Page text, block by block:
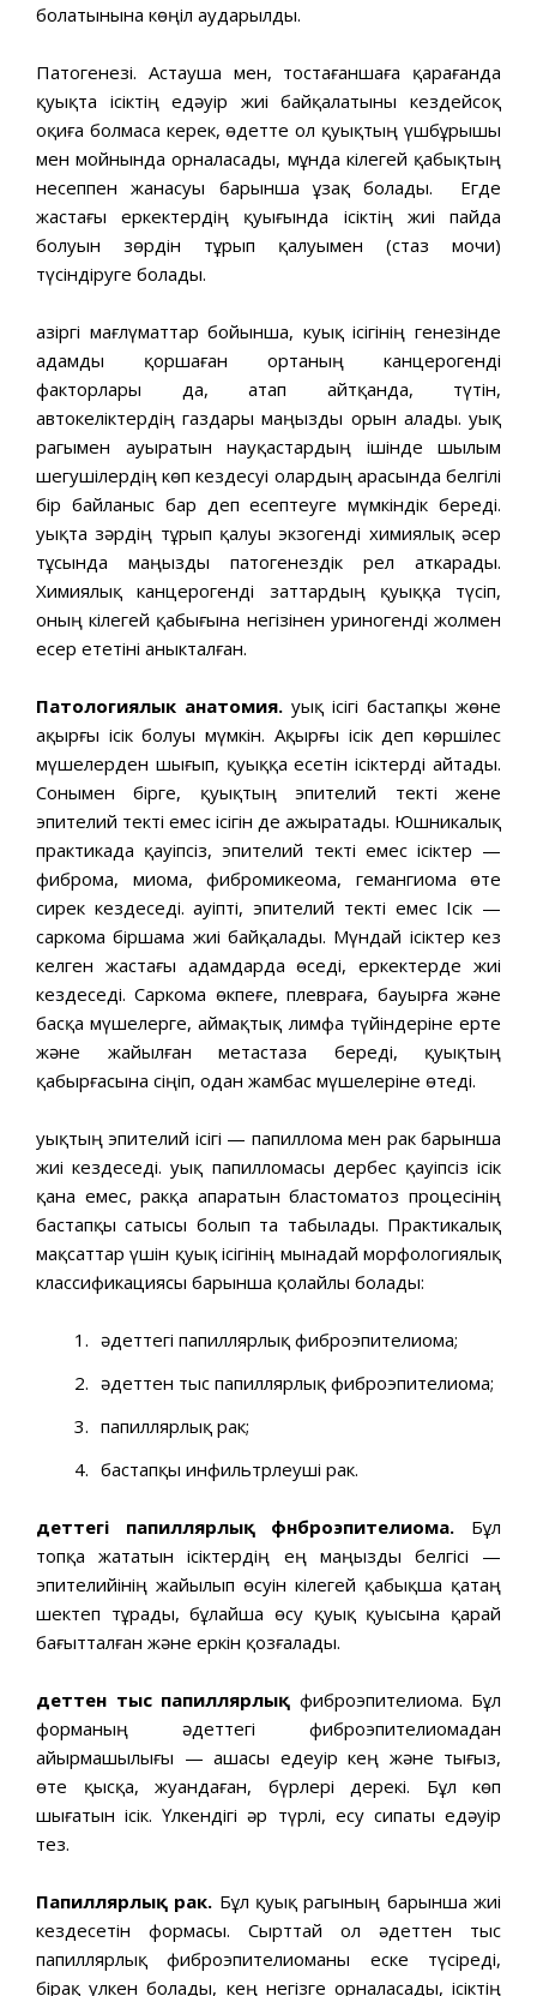
болатынына көңіл аударылды.
Патогенезі. Астауша мен, тостағаншаға қарағанда
қуықта ісіктің едәуір жиі байқалатыны кездейсоқ
оқиға болмаса керек, өдетте ол қуықтың үшбұрышы
мен мойнында орналасады, мұнда кілегей қабықтың
несеппен жанасуы барынша ұзақ болады. Егде
жастағы еркектердің қуығында ісіктің жиі пайда
болуын зөрдін тұрып қалуымен (стаз мочи)
түсіндіруге болады.
Қазіргі мағлүматтар бойынша, куық ісігінің генезінде
адамды қоршаған ортаның канцерогенді
факторлары да, атап айтқанда, түтін,
автокеліктердің газдары маңызды орын алады. Қуық
рагымен ауыратын науқастардың ішінде шылым
шегушілердің көп кездесуі олардың арасында белгілі
бір байланыс бар деп есептеуге мүмкіндік береді.
Қуықта зәрдің тұрып қалуы экзогенді химиялық әсер
тұсында маңызды патогенездік рел аткарады.
Химиялық канцерогенді заттардың қуыққа түсіп,
оның кілегей қабығына негізінен уриногенді жолмен
есер ететіні аныкталған.
Патологиялык анатомия. Қуық ісігі бастапқы жөне
ақырғы ісік болуы мүмкін. Ақырғы ісік деп көршілес
мүшелерден шығып, қуыққа есетін ісіктерді айтады.
Сонымен бірге, қуықтың эпителий текті жене
эпителий текті емес ісігін де ажыратады. Юшникалық
практикада қауіпсіз, эпителий текті емес ісіктер —
фиброма, миома, фибромикеома, гемангиома өте
сирек кездеседі. Қауіпті, эпителий текті емес Ісік —
саркома біршама жиі байқалады. Мүндай ісіктер кез
келген жастағы адамдарда өседі, еркектерде жиі
кездеседі. Саркома өкпеғе, плевраға, бауырға және
басқа мүшелерге, аймақтық лимфа түйіндеріне ерте
және жайылған метастаза береді, қуықтың
қабырғасына сіңіп, одан жамбас мүшелеріне өтеді.
Қуықтың эпителий ісігі — папиллома мен рак барынша
жиі кездеседі. Қуық папилломасы дербес қауіпсіз ісік
қана емес, ракқа апаратын бластоматоз процесінің
бастапқы сатысы болып та табылады. Практикалық
мақсаттар үшін қуық ісігінің мынадай морфологиялық
классификациясы барынша қолайлы болады:
әдеттегі папиллярлық фиброэпителиома;
әдеттен тыс папиллярлық фиброэпителиома;
папиллярлық рак;
бастапқы инфильтрлеуші рак.
Әдеттегі папиллярлық фнброэпителиома. Бұл
топқа жататын ісіктердің ең маңызды белгісі —
эпителийінің жайылып өсуін кілегей қабықша қатаң
шектеп тұрады, бұлайша өсу қуық қуысына қарай
бағытталған және еркін қозғалады.
Әдеттен тыс папиллярлық фиброэпителиома. Бұл
форманың әдеттегі фиброэпителиомадан
айырмашылығы — ашасы едеуір кең және тығыз,
өте қысқа, жуандаған, бүрлері дерекі. Бұл көп
шығатын ісік. Үлкендігі әр түрлі, есу сипаты едәуір
тез.
Папиллярлық рак. Бұл қуық рагының барынша жиі
кездесетін формасы. Сырттай ол әдеттен тыс
папиллярлық фиброэпителиоманы еске түсіреді,
бірақ үлкен болады, кең негізге орналасады, ісіктің